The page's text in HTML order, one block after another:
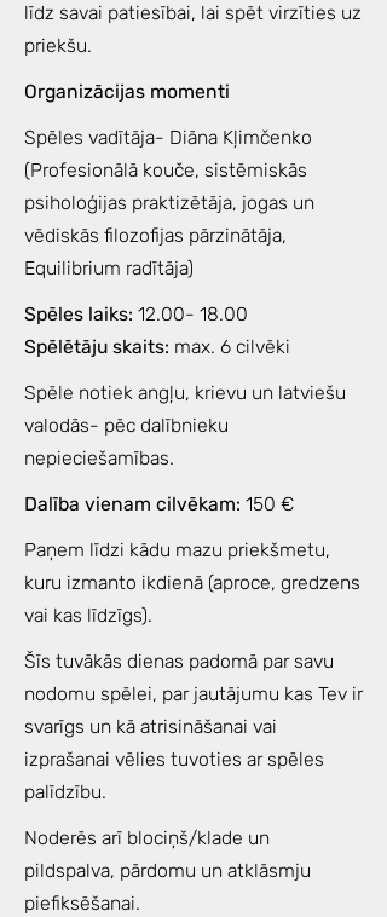
līdz savai patiesībai, lai spēt virzīties uz
priekšu.
Organizācijas momenti
Spēles vadītāja- Diāna Kļimčenko
(Profesionālā kouče, sistēmiskās
psiholoģijas praktizētāja, jogas un
vēdiskās filozofijas pārzinātāja,
Equilibrium radītāja)
Spēles laiks: 12.00- 18.00
Spēlētāju skaits: max. 6 cilvēki
Spēle notiek angļu, krievu un latviešu
valodās- pēc dalībnieku
nepieciešamības.
Dalība vienam cilvēkam: 150 €
Paņem līdzi kādu mazu priekšmetu,
kuru izmanto ikdienā (aproce, gredzens
vai kas līdzīgs).
Šīs tuvākās dienas padomā par savu
nodomu spēlei, par jautājumu kas Tev ir
svarīgs un kā atrisināšanai vai
izprašanai vēlies tuvoties ar spēles
palīdzību.
Noderēs arī blociņš/klade un
pildspalva, pārdomu un atklāsmju
piefiksēšanai.